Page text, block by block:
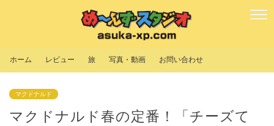
ホーム レビュー 旅 写真・動画 お問い合わせ
マクドナルド
マクドナルド春の定番！「チーズて